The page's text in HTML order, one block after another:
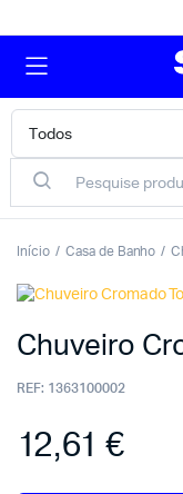
Início Casa de Banho
Chuveiro
REF: 1363100002
12,61 €